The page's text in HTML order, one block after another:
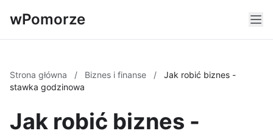
wPomorze
Strona główna / Biznes i finanse /
Jak robić biznes -
stawka godzinowa
Jak robić biznes -